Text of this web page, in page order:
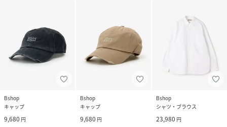
Bshop
キャップ
9,680 円
Bshop
キャップ
9,680 円
Bshop
シャツ・ブラウス
23,980 円